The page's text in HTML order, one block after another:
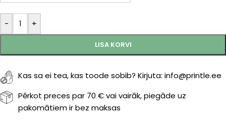
- +
LISA KORVI
Kas sa ei tea, kas toode sobib? Kirjuta: info@printle.ee
Pērkot preces par 70 € vai vairāk, piegāde uz
pakomātiem ir bez maksas